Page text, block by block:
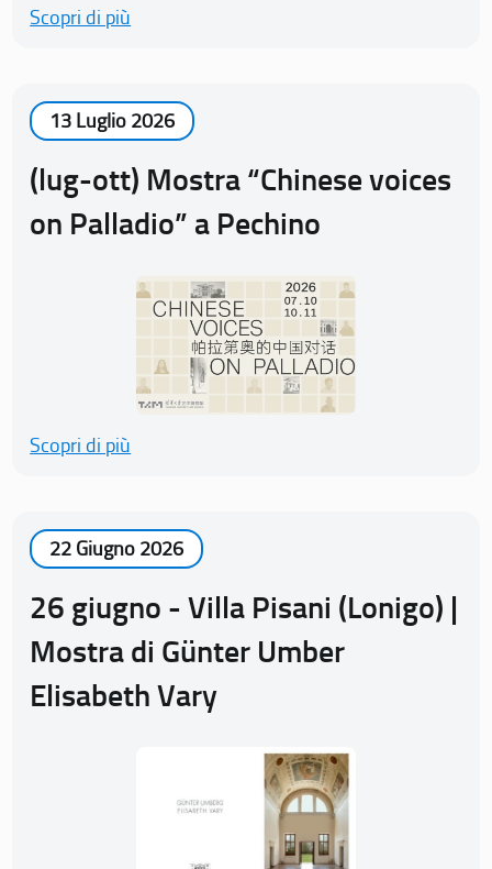
Scopri di più
13 Luglio 2026
(lug-ott) Mostra “Chinese voices
on Palladio” a Pechino
Scopri di più
22 Giugno 2026
26 giugno - Villa Pisani (Lonigo) |
Mostra di Günter Umber
Elisabeth Vary